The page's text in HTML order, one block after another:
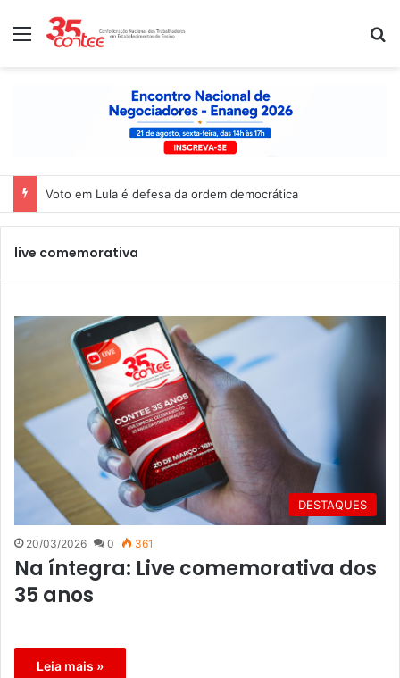
Menu
Voto em Lula é defesa da ordem democrática
live comemorativa
DESTAQUES
20/03/2026 0 361
Na íntegra: Live comemorativa dos
35 anos
Leia mais »